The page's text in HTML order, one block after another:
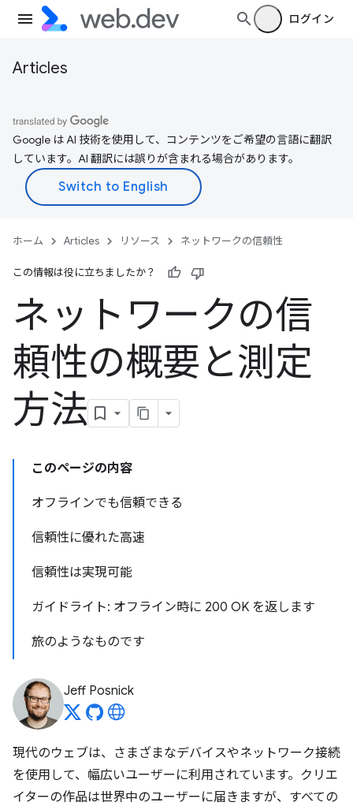
ログイン
Articles
Google は AI 技術を使用して、コンテンツをご希望の言語に翻訳
しています。AI 翻訳には誤りが含まれる場合があります。
ホーム Articles リソース ネットワークの信頼性
この情報は役に立ちましたか？
ネットワークの信
頼性の概要と測定
方法
このページの内容
オフラインでも信頼できる
信頼性に優れた高速
信頼性は実現可能
ガイドライト: オフライン時に 200 OK を返します
旅のようなものです
Jeff Posnick
現代のウェブは、さまざまなデバイスやネットワーク接続
を使用して、幅広いユーザーに利用されています。クリエ
イターの作品は世界中のユーザーに届きますが、すべての